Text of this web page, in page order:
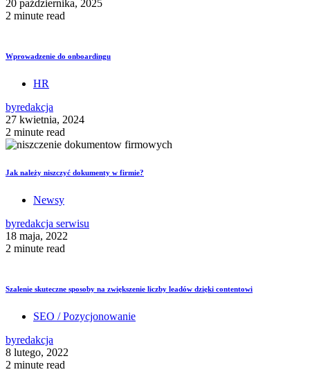
20 października, 2025
2 minute read
Wprowadzenie do onboardingu
HR
byredakcja
27 kwietnia, 2024
2 minute read
Jak należy niszczyć dokumenty w firmie?
Newsy
byredakcja serwisu
18 maja, 2022
2 minute read
Szalenie skuteczne sposoby na zwiększenie liczby leadów dzięki contentowi
SEO / Pozycjonowanie
byredakcja
8 lutego, 2022
2 minute read